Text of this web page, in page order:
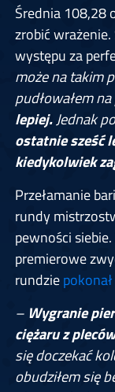
Średnia 108,28
zrobić
występu za
może na takim
pudłowałem
lepiej.Jednak
ostatnie sześć
kiedykolwiek
Przełamanie
rundy
pewności
premierowe
rundzie
– Wygranie
ciężaru z
się doczekać
obudziłem się